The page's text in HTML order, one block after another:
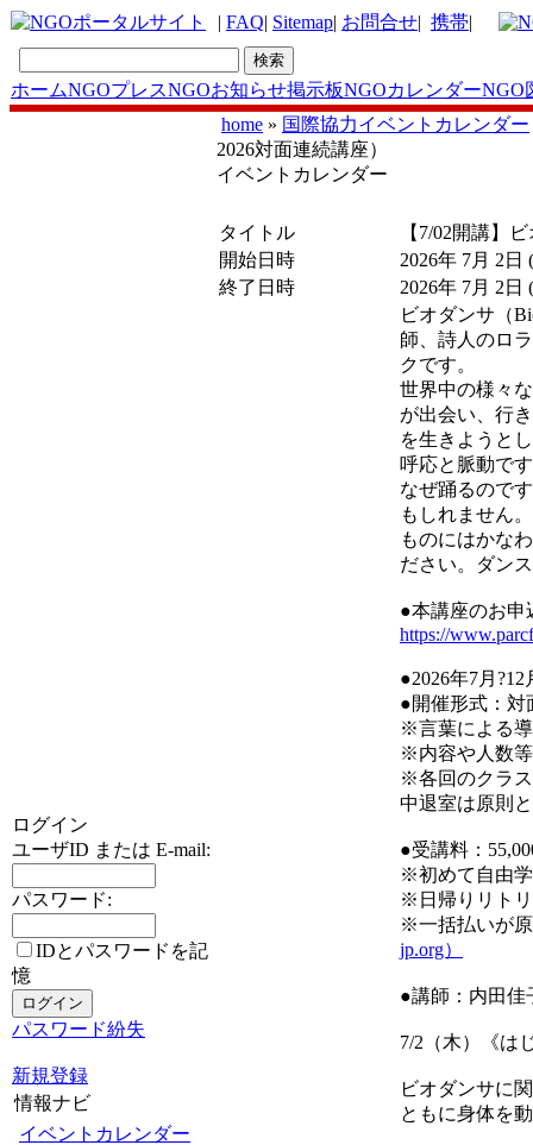
| FAQ| Sitemap| お問合せ| 携帯|
ホームNGOプレスNGOお知らせ掲示板NGOカレンダーNGO
ログイン
ユーザID または E-mail:
パスワード:
IDとパスワードを記
憶
パスワード紛失
新規登録
情報ナビ
イベントカレンダー
home » 国際協力イベントカレンダー
2026対面連続講座）
イベントカレンダー
タイトル
【7/02開講】
開始日時
2026年 7月 2
終了日時
2026年 7月 2
ビオダンサ（
師、詩人のロ
クです。
世界中の様々
が出会い、行
を生きようと
呼応と脈動で
なぜ踊るので
もしれません
ものにはかな
ださい。ダン
●本講座のお申
https://
●2026年7月
●開催形式：対
※言葉による
※内容や人数
※各回のクラ
中退室は原則
●受講料：
※初めて自由学
※日帰りリト
※一括払いが
jp.org）
●講師：内田佳
7/2（木）《は
ビオダンサに
ともに身体を